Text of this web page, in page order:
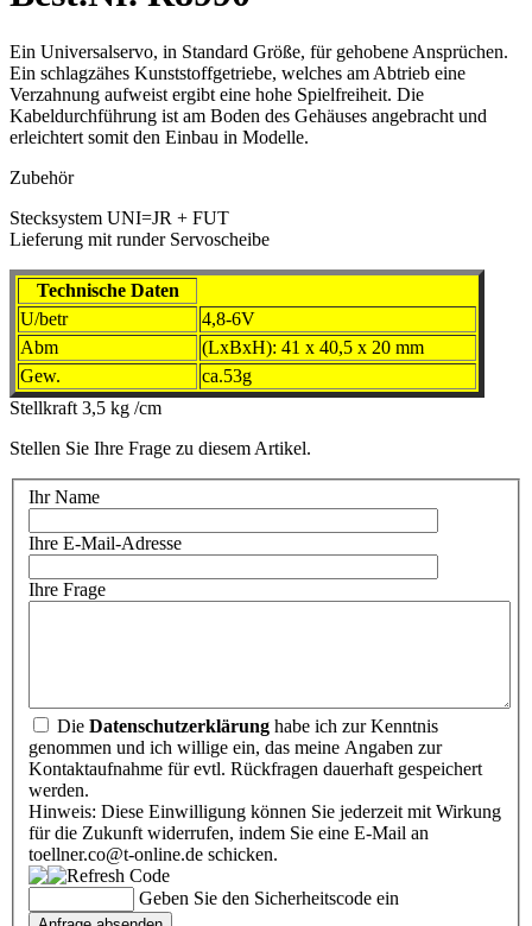
Ein Universalservo, in Standard Größe, für gehobene Ansprüchen.
Ein schlagzähes Kunststoffgetriebe, welches am Abtrieb eine
Verzahnung aufweist ergibt eine hohe Spielfreiheit. Die
Kabeldurchführung ist am Boden des Gehäuses angebracht und
erleichtert somit den Einbau in Modelle.
Zubehör
Stecksystem UNI=JR + FUT
Lieferung mit runder Servoscheibe
Technische Daten
U/betr
4,8-6V
Abm
(LxBxH): 41 x 40,5 x 20 mm
Gew.
ca.53g
Stellkraft 3,5 kg /cm
Stellen Sie Ihre Frage zu diesem Artikel.
Ihr Name
Ihre E-Mail-Adresse
Ihre Frage
Die Datenschutzerklärung habe ich zur Kenntnis
genommen und ich willige ein, das meine Angaben zur
Kontaktaufnahme für evtl. Rückfragen dauerhaft gespeichert
werden.
Hinweis: Diese Einwilligung können Sie jederzeit mit Wirkung
für die Zukunft widerrufen, indem Sie eine E-Mail an
toellner.co@t-online.de schicken.
Geben Sie den Sicherheitscode ein